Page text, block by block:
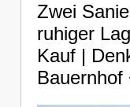
Zwei
ruhiger
Kauf |
Bauernhof